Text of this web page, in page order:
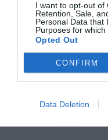
I want to opt-out of
Retention, Sale,
Personal Data that
Purposes for which
Opted Out
CONFIRM
Data Deletion